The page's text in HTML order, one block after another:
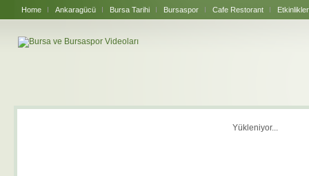
Home Ankaragücü Bursa Tarihi Bursaspor Cafe Restorant Etkinlikler
Yükleniyor...